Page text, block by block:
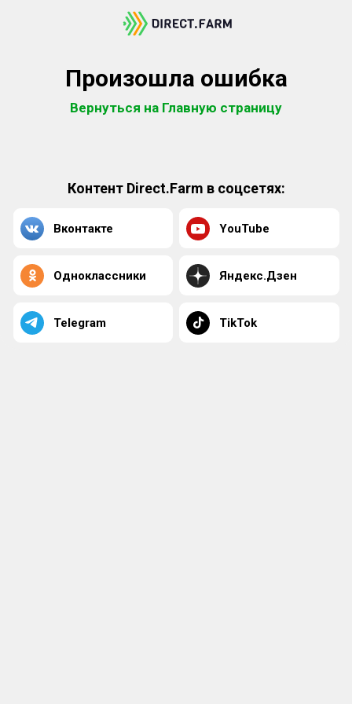
Произошла ошибка
Вернуться на Главную страницу
Контент Direct.Farm в соцсетях:
Вконтакте YouTube
Одноклассники Яндекс.Дзен
Telegram TikTok